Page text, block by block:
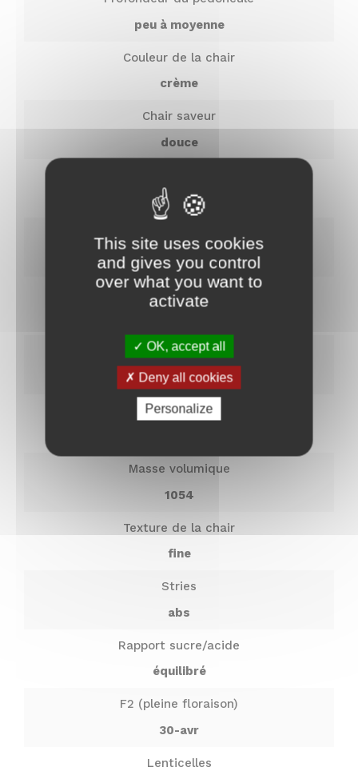
peu à moyenne
Couleur de la chair
crème
Chair saveur
douce
faible
Garde au sol
moyenne
Diamètre de la couronne
Indice de réfraction
14
Jutosité
Masse volumique
1054
Texture de la chair
fine
Stries
abs
Rapport sucre/acide
équilibré
F2 (pleine floraison)
30-avr
Lenticelles
This site uses cookies
and gives you control
over what you want to
activate
OK, accept all
Deny all cookies
Personalize